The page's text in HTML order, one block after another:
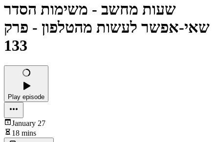
שעות מחשב - משימות הסדר
שאי-אפשר לעשות מהטלפון - פרק
133
Play episode
January 27
18 mins